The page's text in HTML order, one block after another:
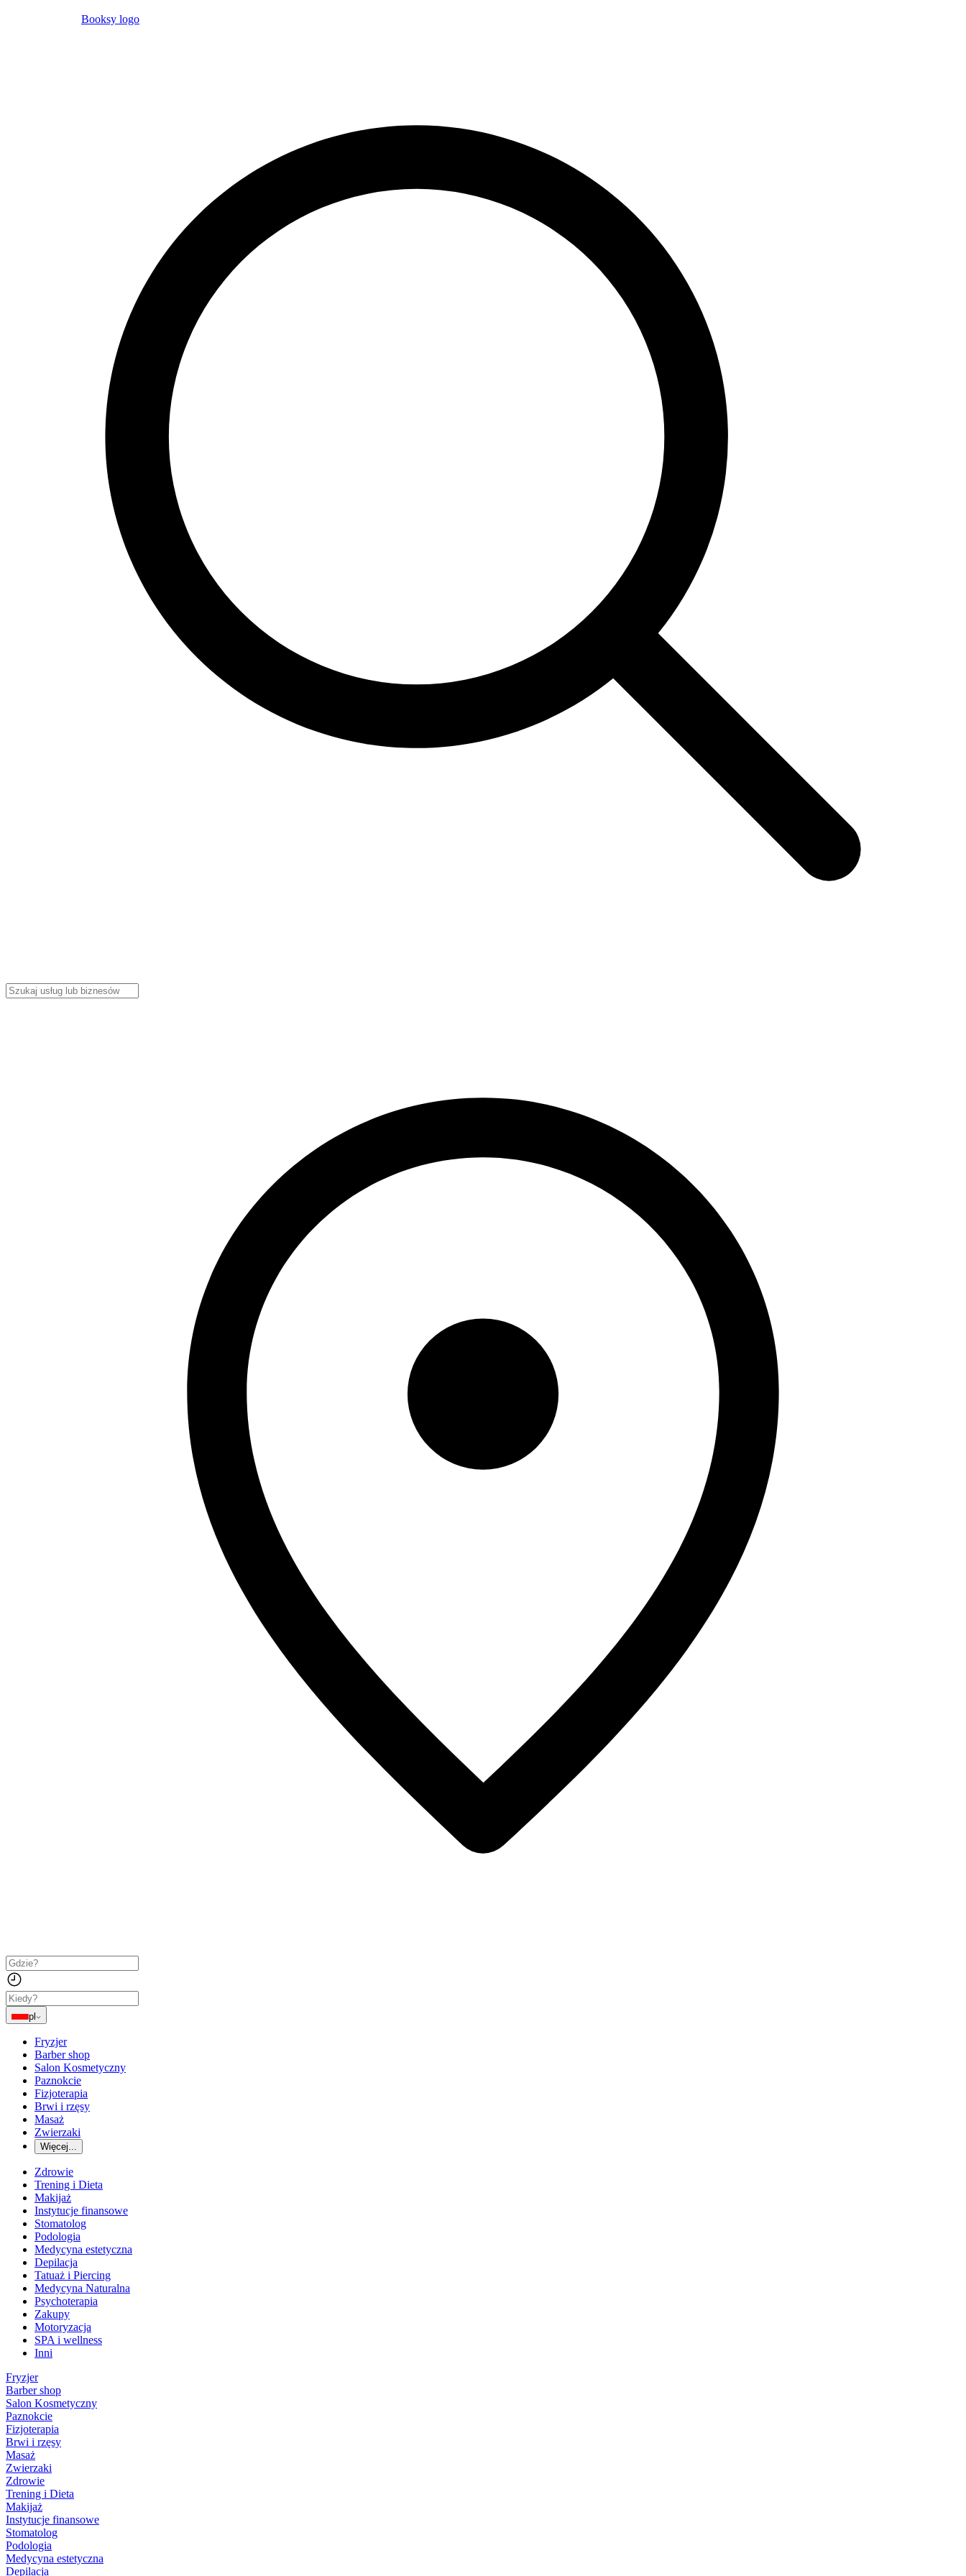
Booksy logo
pl
Fryzjer
Barber shop
Salon Kosmetyczny
Paznokcie
Fizjoterapia
Brwi i rzęsy
Masaż
Zwierzaki
Więcej...
Zdrowie
Trening i Dieta
Makijaż
Instytucje finansowe
Stomatolog
Podologia
Medycyna estetyczna
Depilacja
Tatuaż i Piercing
Medycyna Naturalna
Psychoterapia
Zakupy
Motoryzacja
SPA i wellness
Inni
Fryzjer
Barber shop
Salon Kosmetyczny
Paznokcie
Fizjoterapia
Brwi i rzęsy
Masaż
Zwierzaki
Zdrowie
Trening i Dieta
Makijaż
Instytucje finansowe
Stomatolog
Podologia
Medycyna estetyczna
Depilacja